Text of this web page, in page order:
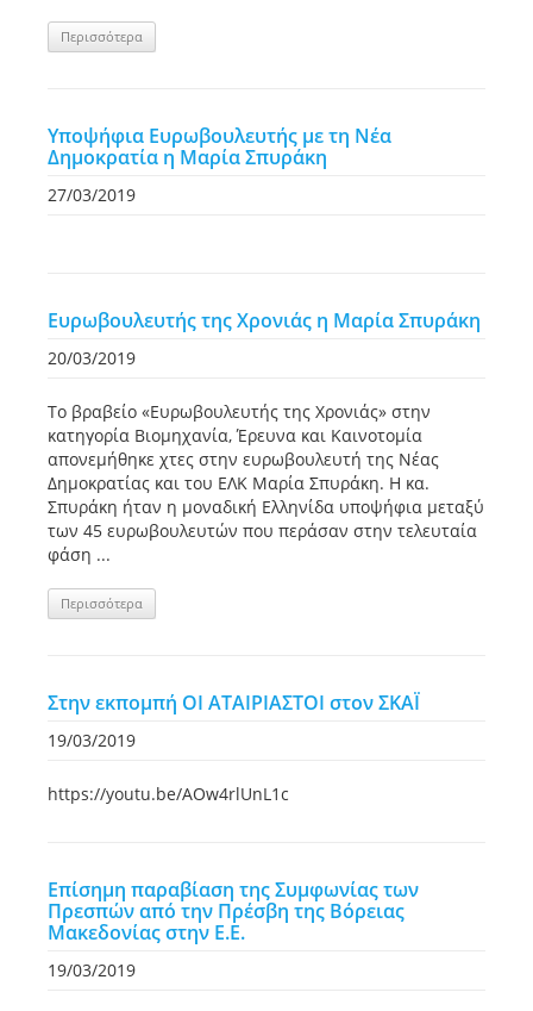
Περισσότερα
Υποψήφια Ευρωβουλευτής με τη Νέα
Δημοκρατία η Μαρία Σπυράκη
27/03/2019
Ευρωβουλευτής της Χρονιάς η Μαρία Σπυράκη
20/03/2019
Το βραβείο «Ευρωβουλευτής της Χρονιάς» στην
κατηγορία Βιομηχανία, Έρευνα και Καινοτομία
απονεμήθηκε χτες στην ευρωβουλευτή της Νέας
Δημοκρατίας και του ΕΛΚ Μαρία Σπυράκη. Η κα.
Σπυράκη ήταν η μοναδική Ελληνίδα υποψήφια μεταξύ
των 45 ευρωβουλευτών που περάσαν στην τελευταία
φάση ...
Περισσότερα
Στην εκπομπή ΟΙ ΑΤΑΙΡΙΑΣΤΟΙ στον ΣΚΑΪ
19/03/2019
https://youtu.be/AOw4rlUnL1c
Επίσημη παραβίαση της Συμφωνίας των
Πρεσπών από την Πρέσβη της Βόρειας
Μακεδονίας στην Ε.Ε.
19/03/2019